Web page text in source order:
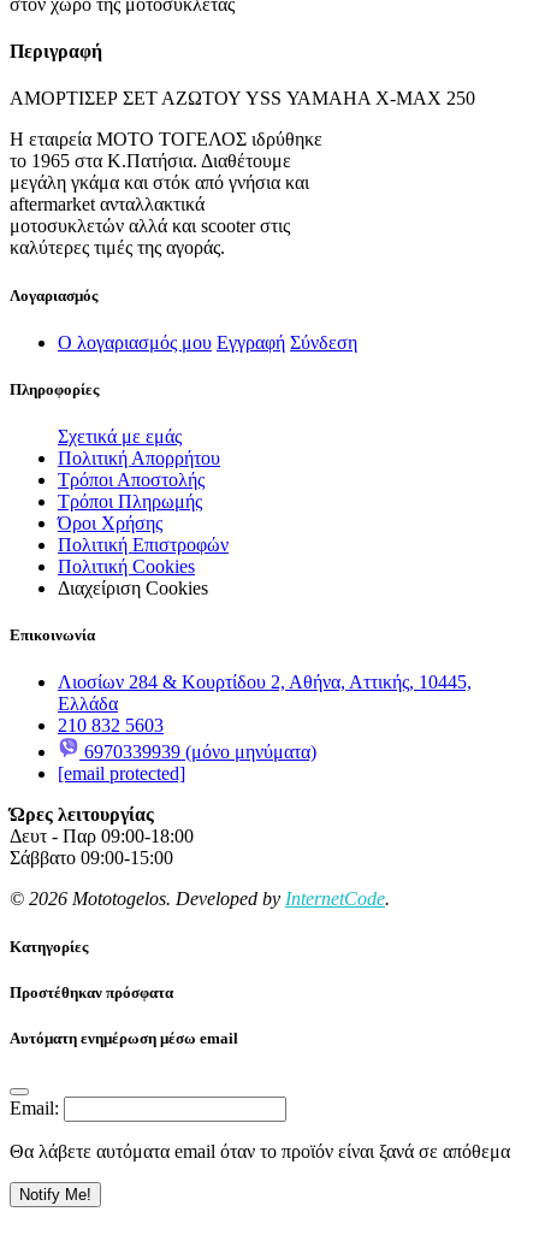
Περιγραφή
ΑΜΟΡΤΙΣΕΡ ΣΕΤ ΑΖΩΤΟΥ YSS ΥΑΜΑΗΑ Χ-ΜΑΧ 250
Η εταιρεία ΜΟΤΟ ΤΟΓΕΛΟΣ ιδρύθηκε
το 1965 στα Κ.Πατήσια. Διαθέτουμε
μεγάλη γκάμα και στόκ από γνήσια και
aftermarket ανταλλακτικά
μοτοσυκλετών αλλά και scooter στις
καλύτερες τιμές της αγοράς.
Λογαριασμός
Ο λογαριασμός μου Εγγραφή Σύνδεση
Πληροφορίες
Σχετικά με εμάς
Πολιτική Απορρήτου
Τρόποι Αποστολής
Τρόποι Πληρωμής
Όροι Χρήσης
Πολιτική Επιστροφών
Πολιτική Cookies
Διαχείριση Cookies
Επικοινωνία
Λιοσίων 284 & Κουρτίδου 2, Αθήνα, Αττικής, 10445,
Ελλάδα
210 832 5603
6970339939 (μόνο μηνύματα)
[email protected]
Ώρες λειτουργίας
Δευτ - Παρ 09:00-18:00
Σάββατο 09:00-15:00
© 2026 Mototogelos. Developed by InternetCode.
Κατηγορίες
Προστέθηκαν πρόσφατα
Αυτόματη ενημέρωση μέσω email
Email:
Θα λάβετε αυτόματα email όταν το προϊόν είναι ξανά σε απόθεμα
Notify Me!